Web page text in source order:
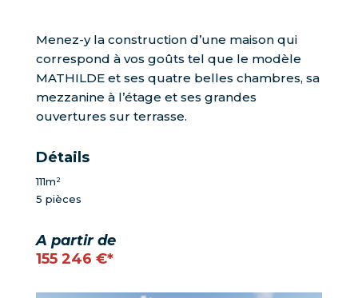
Menez-y la construction d’une maison qui
correspond à vos goûts tel que le modèle
MATHILDE et ses quatre belles chambres, sa
mezzanine à l’étage et ses grandes
ouvertures sur terrasse.
Détails
111m²
5 pièces
A partir de
155 246 €*